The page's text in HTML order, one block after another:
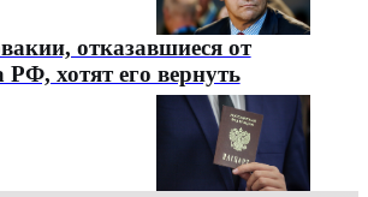
отказавшиеся от
РФ, хотят его вернуть